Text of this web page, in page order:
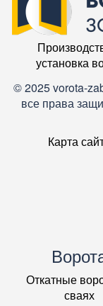
установка
© 2025 vorota-
все права
Карта
Откатные
сваях